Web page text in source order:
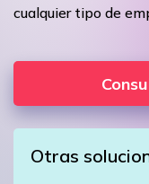
cualquier tipo de
Otras